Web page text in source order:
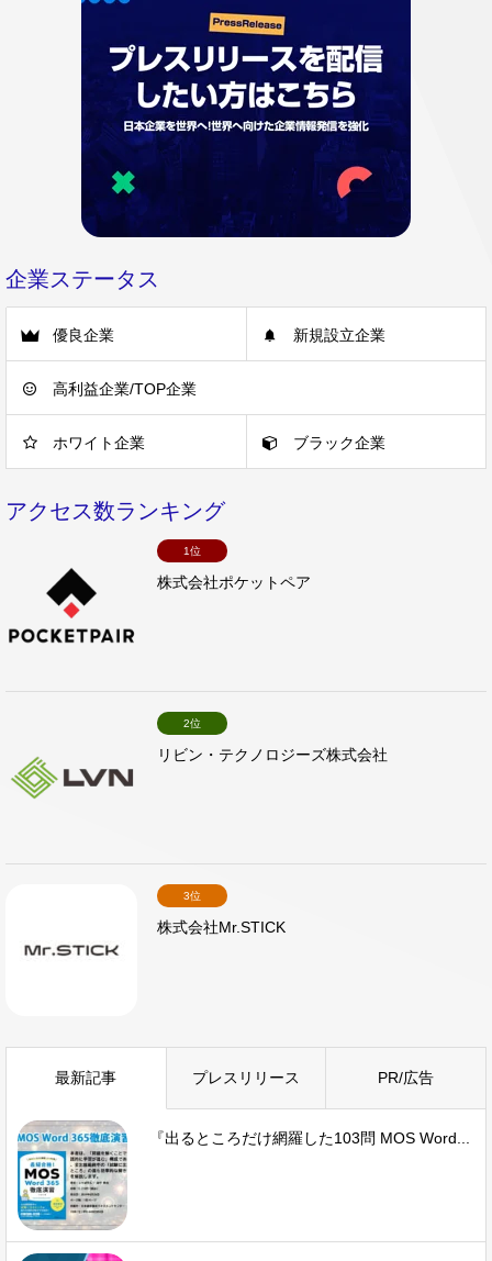
企業ステータス
優良企業 新規設立企業
高利益企業/TOP企業
ホワイト企業 ブラック企業
アクセス数ランキング
1位
株式会社ポケットペア
2位
リビン・テクノロジーズ株式会社
3位
株式会社Mr.STICK
最新記事 プレスリリース PR/広告
『出るところだけ網羅した103問 MOS Word...